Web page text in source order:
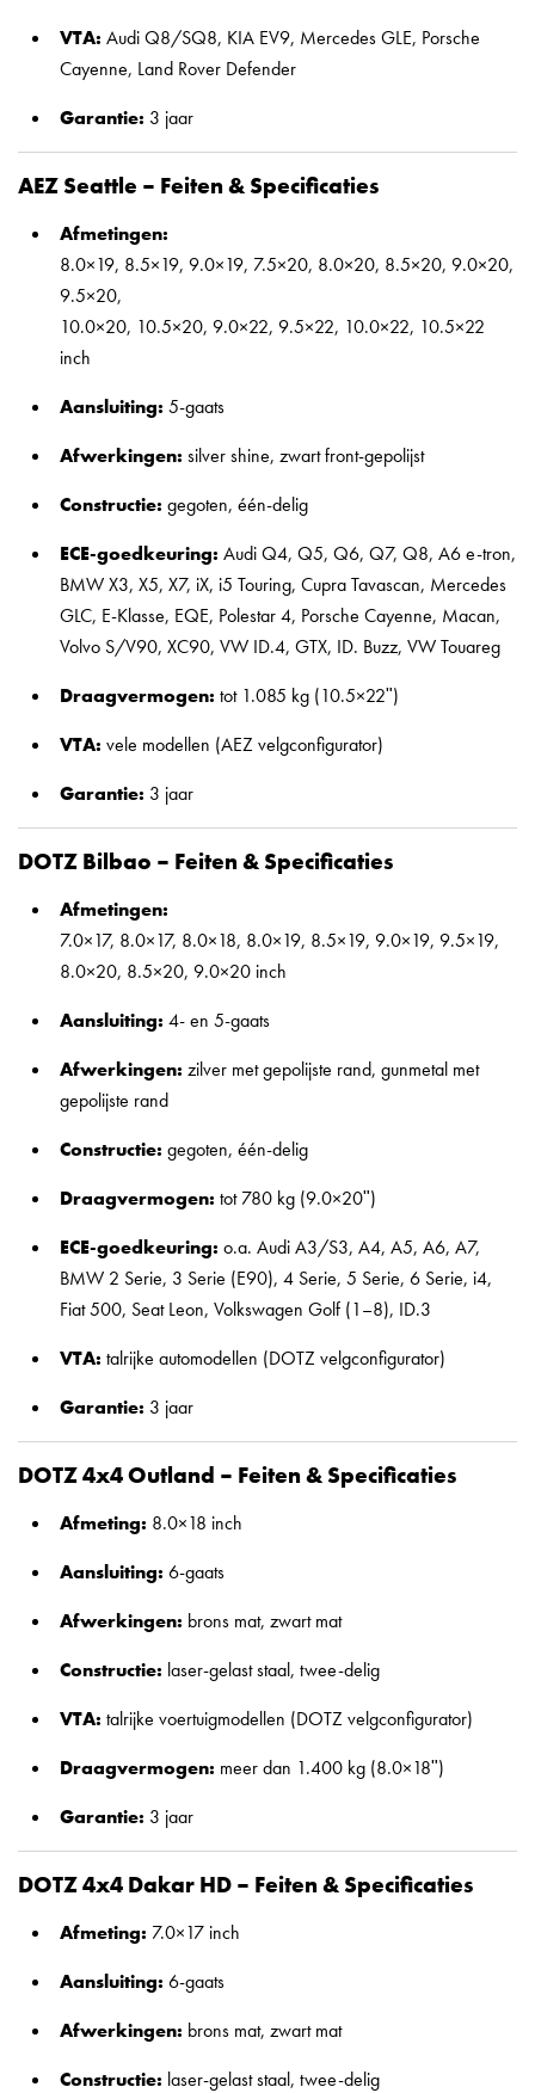
VTA: Audi Q8/SQ8, KIA EV9, Mercedes GLE, Porsche
Cayenne, Land Rover Defender
Garantie: 3 jaar
AEZ Seattle – Feiten & Specificaties
Afmetingen:
8.0×19, 8.5×19, 9.0×19, 7.5×20, 8.0×20, 8.5×20, 9.0×20,
9.5×20,
10.0×20, 10.5×20, 9.0×22, 9.5×22, 10.0×22, 10.5×22
inch
Aansluiting: 5-gaats
Afwerkingen: silver shine, zwart front-gepolijst
Constructie: gegoten, één-delig
ECE-goedkeuring: Audi Q4, Q5, Q6, Q7, Q8, A6 e-tron,
BMW X3, X5, X7, iX, i5 Touring, Cupra Tavascan, Mercedes
GLC, E-Klasse, EQE, Polestar 4, Porsche Cayenne, Macan,
Volvo S/V90, XC90, VW ID.4, GTX, ID. Buzz, VW Touareg
Draagvermogen: tot 1.085 kg (10.5×22ʺ)
VTA: vele modellen (AEZ velgconfigurator)
Garantie: 3 jaar
DOTZ Bilbao – Feiten & Specificaties
Afmetingen:
7.0×17, 8.0×17, 8.0×18, 8.0×19, 8.5×19, 9.0×19, 9.5×19,
8.0×20, 8.5×20, 9.0×20 inch
Aansluiting: 4- en 5-gaats
Afwerkingen: zilver met gepolijste rand, gunmetal met
gepolijste rand
Constructie: gegoten, één-delig
Draagvermogen: tot 780 kg (9.0×20ʺ)
ECE-goedkeuring: o.a. Audi A3/S3, A4, A5, A6, A7,
BMW 2 Serie, 3 Serie (E90), 4 Serie, 5 Serie, 6 Serie, i4,
Fiat 500, Seat Leon, Volkswagen Golf (1–8), ID.3
VTA: talrijke automodellen (DOTZ velgconfigurator)
Garantie: 3 jaar
DOTZ 4x4 Outland – Feiten & Specificaties
Afmeting: 8.0×18 inch
Aansluiting: 6-gaats
Afwerkingen: brons mat, zwart mat
Constructie: laser-gelast staal, twee-delig
VTA: talrijke voertuigmodellen (DOTZ velgconfigurator)
Draagvermogen: meer dan 1.400 kg (8.0×18ʺ)
Garantie: 3 jaar
DOTZ 4x4 Dakar HD – Feiten & Specificaties
Afmeting: 7.0×17 inch
Aansluiting: 6-gaats
Afwerkingen: brons mat, zwart mat
Constructie: laser-gelast staal, twee-delig